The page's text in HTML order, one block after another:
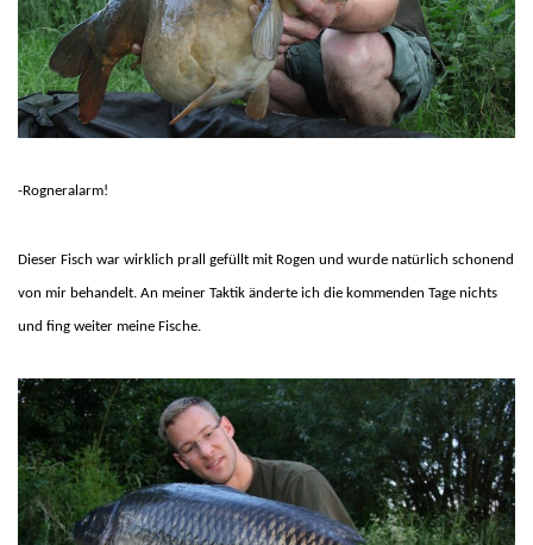
-Rogneralarm!
Dieser Fisch war wirklich prall gefüllt mit Rogen und wurde natürlich schonend
von mir behandelt. An meiner Taktik änderte ich die kommenden Tage nichts
und fing weiter meine Fische.